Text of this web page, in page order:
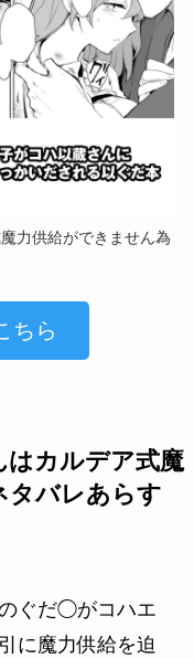
力供給ができません為
ちら
はカルデア式魔
タバレあらす
ぐだ◯がコハエ
に魔力供給を迫